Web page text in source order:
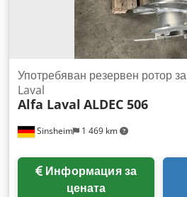
Sinsheim 1 469 km
Употребяван резервен ротор
Laval
Alfa Laval ALDEC 506
Информация за
цената